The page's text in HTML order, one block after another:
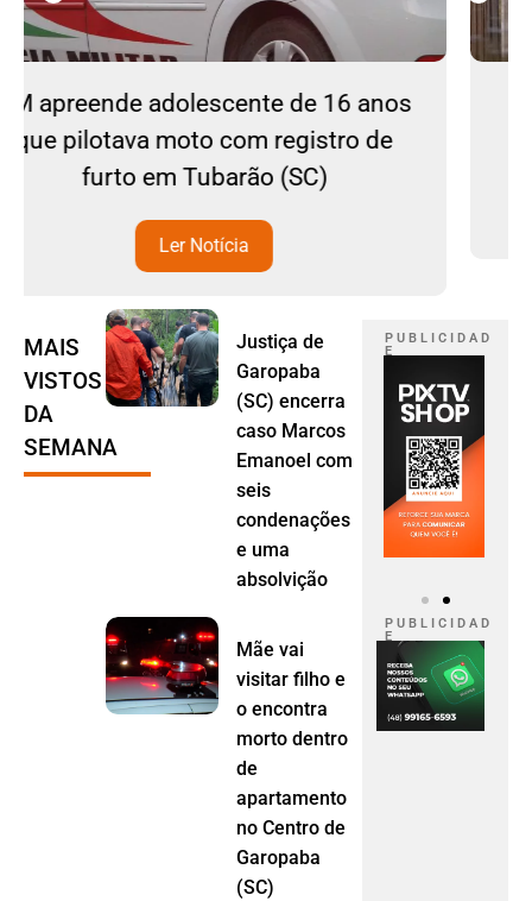
anos
de
Ciclone bomba continua no
Sudeste do país
MAIS
VISTOS
DA
SEMANA
Justiça de
Garopaba
(SC) encerra
caso Marcos
Emanoel com
seis
condenações
e uma
absolvição
Mãe vai
visitar filho e
o encontra
morto dentro
de
apartamento
no Centro de
Garopaba
(SC)
P U B L I C I D A D
E
P U B L I C I D A D
E